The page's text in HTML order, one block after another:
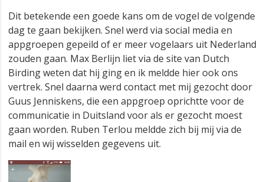
Dit betekende een goede kans om de vogel de volgende
dag te gaan bekijken. Snel werd via social media en
appgroepen gepeild of er meer vogelaars uit Nederland
zouden gaan. Max Berlijn liet via de site van Dutch
Birding weten dat hij ging en ik meldde hier ook ons
vertrek. Snel daarna werd contact met mij gezocht door
Guus Jenniskens, die een appgroep oprichtte voor de
communicatie in Duitsland voor als er gezocht moest
gaan worden. Ruben Terlou meldde zich bij mij via de
mail en wij wisselden gegevens uit.